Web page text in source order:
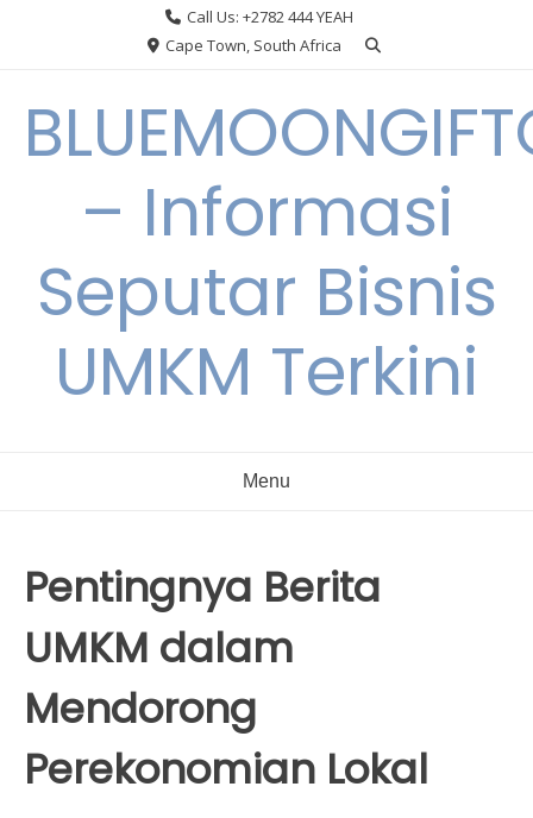
Call Us: +2782 444 YEAH
Cape Town, South Africa
– Informasi
Seputar Bisnis
UMKM Terkini
Menu
Pentingnya Berita
UMKM dalam
Mendorong
Perekonomian Lokal